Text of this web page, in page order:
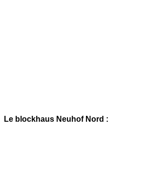
Le blockhaus Neuhof Nord :